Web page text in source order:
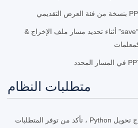
قم باستدعاء طريقة “save” أثناء تحديد مسار ملف الإخراج &
متطلبات النظام
قبل تشغيل رمز مصدر نموذج تحويل Python ، تأكد من توفر المتطلبات